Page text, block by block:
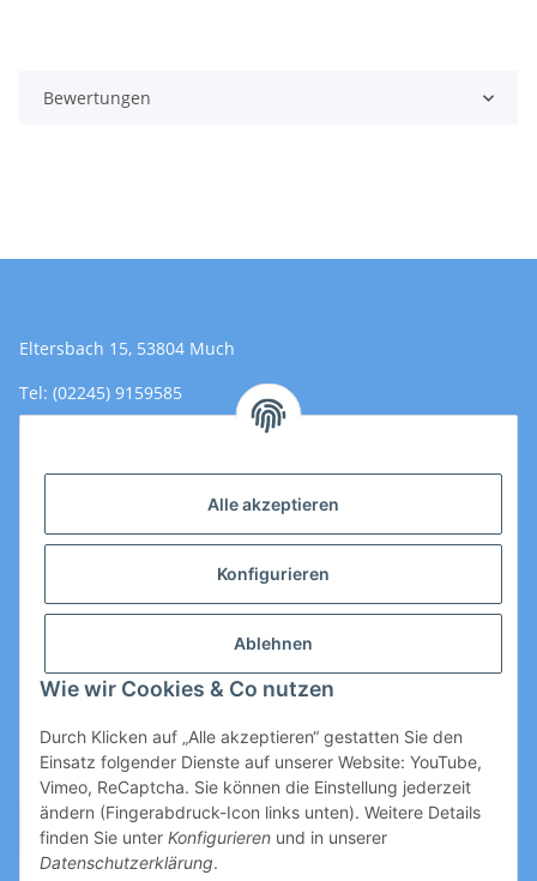
Alle akzeptieren
Konfigurieren
Ablehnen
Wie wir Cookies & Co nutzen
Durch Klicken auf „Alle akzeptieren“ gestatten Sie den
Einsatz folgender Dienste auf unserer Website: YouTube,
Vimeo, ReCaptcha. Sie können die Einstellung jederzeit
ändern (Fingerabdruck-Icon links unten). Weitere Details
finden Sie unter Konfigurieren und in unserer
Datenschutzerklärung.
Bewertungen
Eltersbach 15, 53804 Much
Tel: (02245) 9159585
Email: Kontakt@toromedical.de
Öffnungszeiten (Mo-Fr.) 8:00 - 17:00
Vertrag widerrufen
* Alle Preise zzgl. gesetzlicher USt., zzgl.